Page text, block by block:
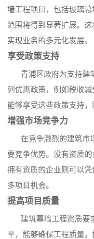
墙工程项目，包括玻璃
范围将得到显著扩展。
实现业务的多元化发展。
享受政策支持
青浦区政府为支持建
列优惠政策，例如税收
能够享受这些政策支持，
增强市场竞争力
在竞争激烈的建筑市
要竞争优势。没有资质
拥有资质的企业则可以
多项目机会。
提高项目质量
建筑幕墙工程资质要
平，能够确保工程质量